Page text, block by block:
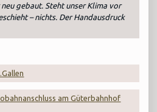
gebaut. Steht unser Klima vor
– nichts. Der Handausdruck
am Güterbahnhof